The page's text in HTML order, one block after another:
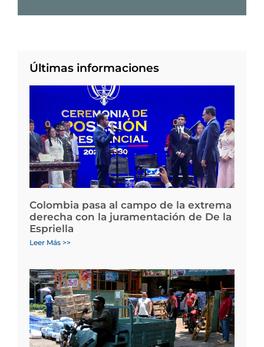
Últimas informaciones
Colombia pasa al campo de la extrema
derecha con la juramentación de De la
Espriella
Leer Más >>